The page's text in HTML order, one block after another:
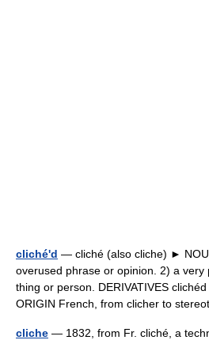
cliché'd — cliché (also cliche) ►
overused phrase or opinion. 2) a very
thing or person. DERIVATIVES
ORIGIN French, from clicher to
cliche — 1832, from Fr. cliché, a